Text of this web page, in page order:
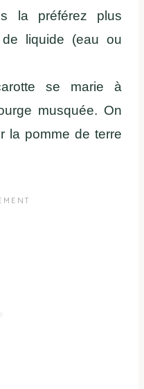
la préférez plus
liquide (eau ou
se marie à
musquée. On
la pomme de terre